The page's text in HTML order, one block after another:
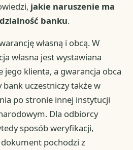
jakie naruszenie ma
banku.
własną i obcą. W
własna jest wystawiana
jego klienta, a gwarancja obca
bank uczestniczy także w
po stronie innej instytucji
Dla odbiorcy
sposób weryfikacji,
pochodzi z